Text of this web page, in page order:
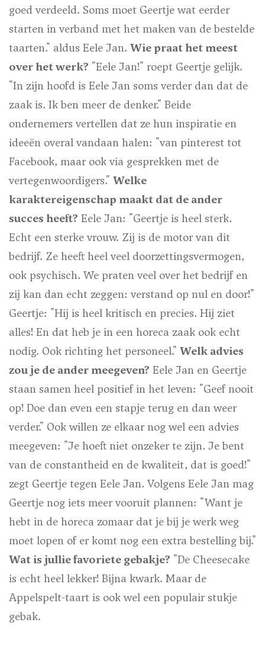
goed verdeeld. Soms moet Geertje wat eerder
starten in verband met het maken van de bestelde
taarten." aldus Eele Jan. Wie praat het meest
over het werk? "Eele Jan!" roept Geertje gelijk.
"In zijn hoofd is Eele Jan soms verder dan dat de
zaak is. Ik ben meer de denker." Beide
ondernemers vertellen dat ze hun inspiratie en
ideeën overal vandaan halen: "van pinterest tot
Facebook, maar ook via gesprekken met de
vertegenwoordigers." Welke
karaktereigenschap maakt dat de ander
succes heeft? Eele Jan: "Geertje is heel sterk.
Echt een sterke vrouw. Zij is de motor van dit
bedrijf. Ze heeft heel veel doorzettingsvermogen,
ook psychisch. We praten veel over het bedrijf en
zij kan dan echt zeggen: verstand op nul en door!"
Geertje: "Hij is heel kritisch en precies. Hij ziet
alles! En dat heb je in een horeca zaak ook echt
nodig. Ook richting het personeel." Welk advies
zou je de ander meegeven? Eele Jan en Geertje
staan samen heel positief in het leven: "Geef nooit
op! Doe dan even een stapje terug en dan weer
verder." Ook willen ze elkaar nog wel een advies
meegeven: "Je hoeft niet onzeker te zijn. Je bent
van de constantheid en de kwaliteit, dat is goed!"
zegt Geertje tegen Eele Jan. Volgens Eele Jan mag
Geertje nog iets meer vooruit plannen: "Want je
hebt in de horeca zomaar dat je bij je werk weg
moet lopen of er komt nog een extra bestelling bij."
Wat is jullie favoriete gebakje? "De Cheesecake
is echt heel lekker! Bijna kwark. Maar de
Appelspelt-taart is ook wel een populair stukje
gebak.